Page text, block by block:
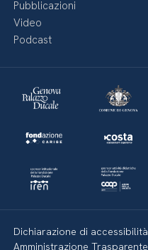
Pubblicazioni
Video
Podcast
Dichiarazione di accessibilità
Amministrazione Trasparente